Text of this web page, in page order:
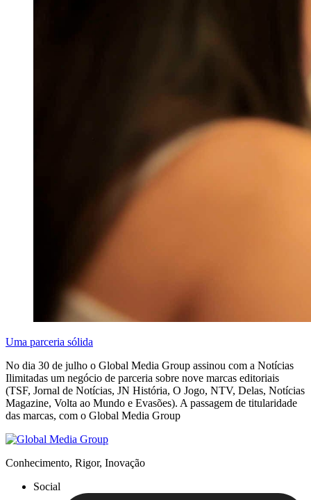
Uma parceria sólida
No dia 30 de julho o Global Media Group assinou com a Notícias
Ilimitadas um negócio de parceria sobre nove marcas editoriais
(TSF, Jornal de Notícias, JN História, O Jogo, NTV, Delas, Notícias
Magazine, Volta ao Mundo e Evasões). A passagem de titularidade
das marcas, com o Global Media Group
Conhecimento, Rigor, Inovação
Social